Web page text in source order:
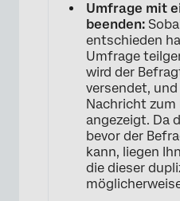
Umfrage mit
beenden:
entschieden
Umfrage
wird der
versendet,
Nachricht zum
angezeigt. Da
bevor der
kann, liegen
die dieser